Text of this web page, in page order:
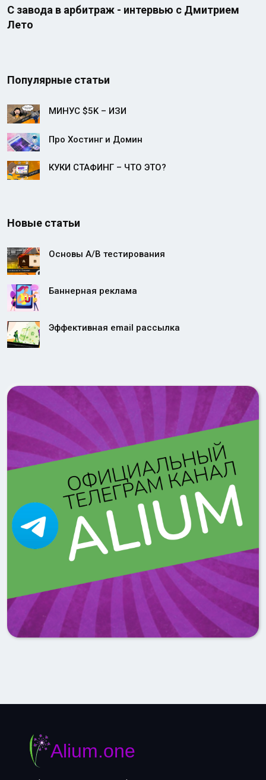
С завода в арбитраж - интервью с Дмитрием
Лето
Популярные статьи
МИНУС $5K – ИЗИ
Про Хостинг и Домин
КУКИ СТАФИНГ – ЧТО ЭТО?
Новые статьи
Основы A/B тестирования
​​Баннерная реклама
Эффективная email рассылка
Alium.one